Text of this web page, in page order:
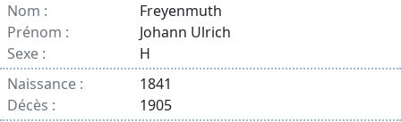
Nom :
Freyenmuth
Prénom :
Johann Ulrich
Sexe :
H
Naissance :
1841
Décès :
1905